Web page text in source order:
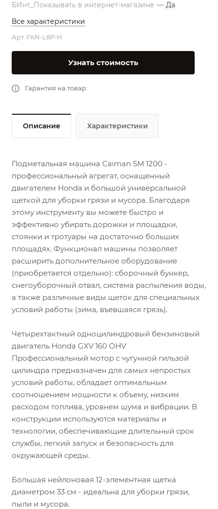
БИнт_Показывать в интернет-магазине — Да
Все характеристики
Арт. FKN-L8P-H
Узнать стоимость
Гарантия на товар:
Описание Характеристики
Подметальная машина Caiman SM 1200 -
профессиональный агрегат, оснащенный
двигателем Honda и большой универсальной
щеткой для уборки грязи и мусора. Благодаря
этому инструменту вы можете быстро и
эффективно убирать дорожки и площадки,
стоянки и тротуары на достаточно больших
площадях. Функционал машины позволяет
расширить дополнительное оборудование
(приобретается отдельно): сборочный бункер,
снегоуборочный отвал, система распыления воды,
а также различные виды щеток для специальных
условий работы (зима, въевшаяся грязь).
Четырехтактный одноцилиндровый бензиновый
двигатель Honda GXV 160 OHV
Профессиональный мотор с чугунной гильзой
цилиндра предназначен для самых непростых
условий работы, обладает оптимальным
соотношением мощности к объему, низким
расходом топлива, уровнем шума и вибрации. В
конструкции используются материалы и
технологии, обеспечивающие длительный срок
службы, легкий запуск и безопасность для
окружающей среды.
Большая нейлоновая 12-элементная щетка
диаметром 33 см - идеальна для уборки грязи,
пыли и мусора.